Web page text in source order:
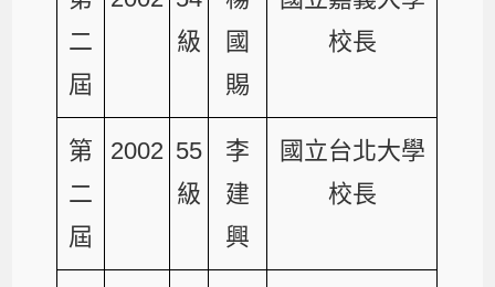
二
屆
級
國
賜
校長
第
二
屆
2002 55
級
李
建
興
國立台北大學
校長